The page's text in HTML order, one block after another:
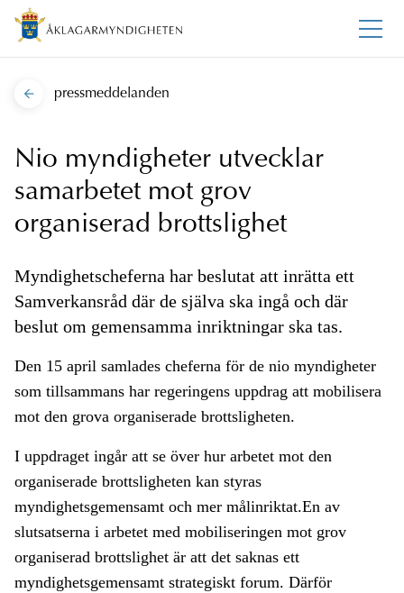
pressmeddelanden
Nio myndigheter utvecklar
samarbetet mot grov
organiserad brottslighet
Myndighetscheferna har beslutat att inrätta ett
Samverkansråd där de själva ska ingå och där
beslut om gemensamma inriktningar ska tas.
Den 15 april samlades cheferna för de nio myndigheter
som tillsammans har regeringens uppdrag att mobilisera
mot den grova organiserade brottsligheten.
I uppdraget ingår att se över hur arbetet mot den
organiserade brottsligheten kan styras
myndighetsgemensamt och mer målinriktat.En av
slutsatserna i arbetet med mobiliseringen mot grov
organiserad brottslighet är att det saknas ett
myndighetsgemensamt strategiskt forum. Därför